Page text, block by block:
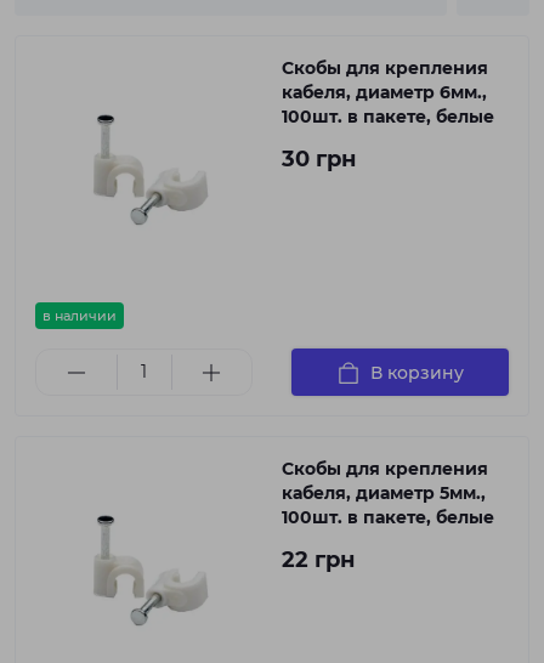
в наличии
Скобы для крепления
кабеля, диаметр 6мм.,
100шт. в пакете, белые
30 грн
В корзину
Скобы для крепления
кабеля, диаметр 5мм.,
100шт. в пакете, белые
22 грн